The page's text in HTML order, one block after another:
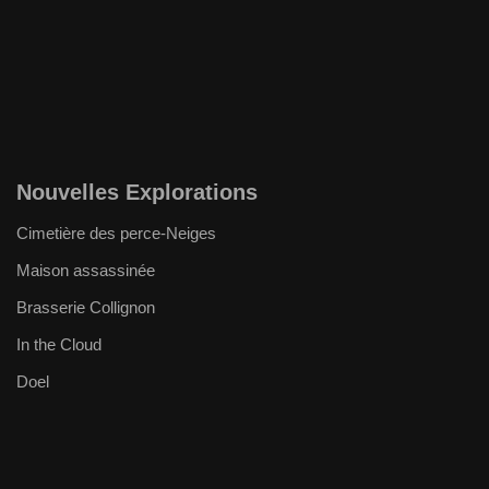
Nouvelles Explorations
Cimetière des perce-Neiges
Maison assassinée
Brasserie Collignon
In the Cloud
Doel